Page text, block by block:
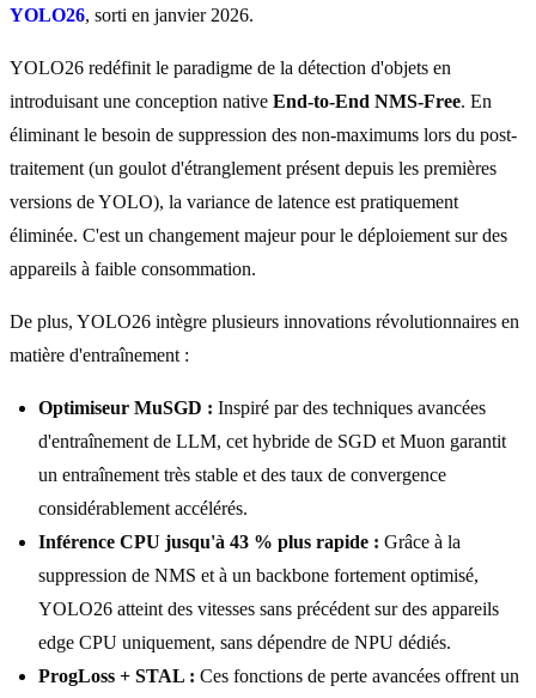
YOLO26, sorti en janvier 2026.
YOLO26 redéfinit le paradigme de la détection d'objets en
introduisant une conception native End-to-End NMS-Free. En
éliminant le besoin de suppression des non-maximums lors du post-
traitement (un goulot d'étranglement présent depuis les premières
versions de YOLO), la variance de latence est pratiquement
éliminée. C'est un changement majeur pour le déploiement sur des
appareils à faible consommation.
De plus, YOLO26 intègre plusieurs innovations révolutionnaires en
matière d'entraînement :
Optimiseur MuSGD : Inspiré par des techniques avancées
d'entraînement de LLM, cet hybride de SGD et Muon garantit
un entraînement très stable et des taux de convergence
considérablement accélérés.
Inférence CPU jusqu'à 43 % plus rapide : Grâce à la
suppression de NMS et à un backbone fortement optimisé,
YOLO26 atteint des vitesses sans précédent sur des appareils
edge CPU uniquement, sans dépendre de NPU dédiés.
ProgLoss + STAL : Ces fonctions de perte avancées offrent un